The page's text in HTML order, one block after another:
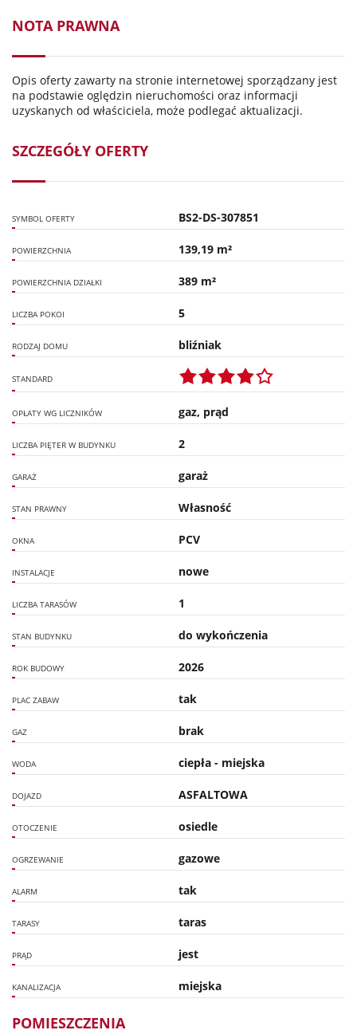
NOTA PRAWNA
Opis oferty zawarty na stronie internetowej sporządzany jest
na podstawie oględzin nieruchomości oraz informacji
uzyskanych od właściciela, może podlegać aktualizacji.
SZCZEGÓŁY OFERTY
SYMBOL OFERTY BS2-DS-307851
POWIERZCHNIA 139,19 m²
POWIERZCHNIA DZIAŁKI 389 m²
LICZBA POKOI 5
RODZAJ DOMU bliźniak
STANDARD
OPŁATY WG LICZNIKÓW gaz, prąd
LICZBA PIĘTER W BUDYNKU 2
GARAŻ garaż
STAN PRAWNY Własność
OKNA PCV
INSTALACJE nowe
LICZBA TARASÓW 1
STAN BUDYNKU do wykończenia
ROK BUDOWY 2026
PLAC ZABAW tak
GAZ brak
WODA ciepła - miejska
DOJAZD ASFALTOWA
OTOCZENIE osiedle
OGRZEWANIE gazowe
ALARM tak
TARASY taras
PRĄD jest
KANALIZACJA miejska
POMIESZCZENIA